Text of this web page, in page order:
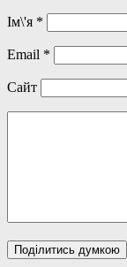
Ім\'я *
Email *
Сайт